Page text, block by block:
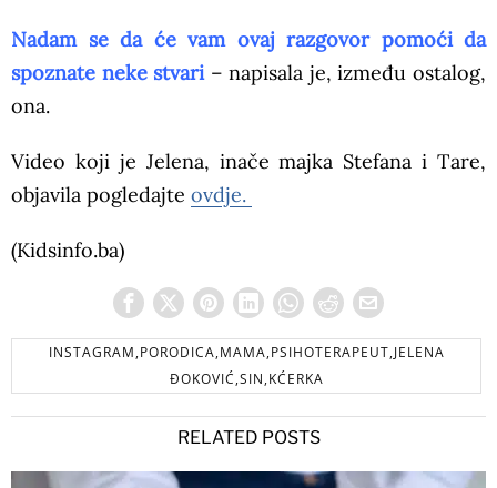
Nadam se da će vam ovaj razgovor pomoći da
spoznate neke stvari– napisala je, između ostalog,
ona.
Video koji je Jelena, inače majka Stefana i Tare,
objavila pogledajte ovdje.
(Kidsinfo.ba)
INSTAGRAM,PORODICA,MAMA,PSIHOTERAPEUT,JELENA
ĐOKOVIĆ,SIN,KĆERKA
RELATED POSTS